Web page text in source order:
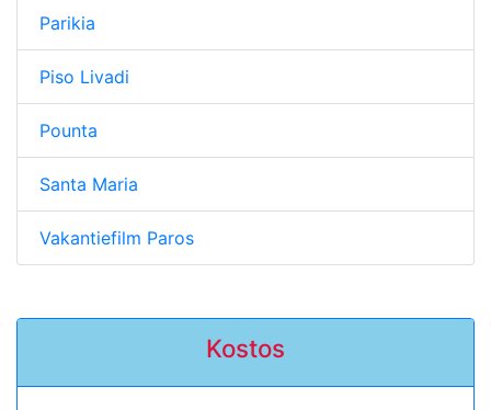
Parikia
Piso Livadi
Pounta
Santa Maria
Vakantiefilm Paros
Kostos